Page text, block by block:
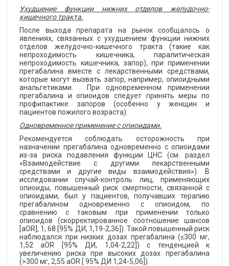
Ухудшение функции нижних отделов желудочно-
кишечного тракта.
После выхода препарата на рынок сообщалось о
явлениях, связанных с ухудшением функции нижних
отделов желудочно-кишечного тракта (такие как
непроходимость кишечника, паралитическая
непроходимость кишечника, запор), при применении
прегабалина вместе с лекарственными средствами,
которые могут вызвать запор, например, опиоидными
анальгетиками. . При одновременном применении
прегабалина и опиоидов следует принять меры по
профилактике запоров (особенно у женщин и
пациентов пожилого возраста).
Одновременное применение с опиоидами.
Рекомендуется соблюдать осторожность при
назначении прегабалина одновременно с опиоидами
из-за риска подавления функции ЦНС (см. раздел
«Взаимодействие с другими лекарственными
средствами и другие виды взаимодействия»). В
исследовании случай-контроль лиц, применяющих
опиоиды, повышенный риск смертности, связанной с
опиоидами, был у пациентов, получавших терапию
прегабалином одновременно с опиоидом, по
сравнению с таковым при применении только
опиоидов (скорректированное соотношение шансов
[aOR], 1, 68 [95% ДИ, 1,19-2,36]). Такой повышенный риск
наблюдался при низких дозах прегабалина (≤300 мг,
1,52 aOR [95% ДИ, 1,04-2,22]) с тенденцией к
увеличению риска при высоких дозах прегабалина
(>300 мг, 2,55 aOR [ 95% ДИ 1,24-5,06]).